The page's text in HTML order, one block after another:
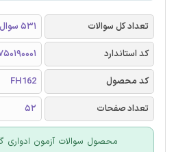
تعداد کل سوالات
531 سوال
کد استاندارد
کد محصول
FH162
تعداد صفحات
52
محصول سوالات آزمون ادواری